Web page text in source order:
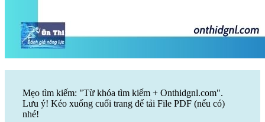
Mẹo tìm kiếm: "Từ khóa tìm kiếm + Onthidgnl.com".
Lưu ý! Kéo xuống cuối trang để tải File PDF (nếu có)
nhé!